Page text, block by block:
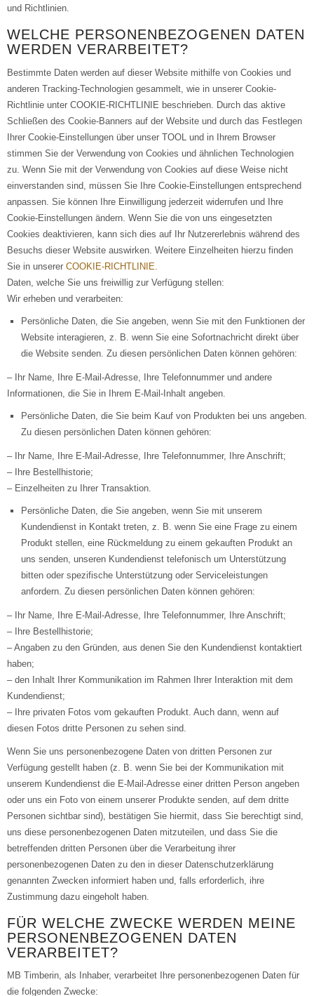
und Richtlinien.
WELCHE PERSONENBEZOGENEN DATEN
WERDEN VERARBEITET?
Bestimmte Daten werden auf dieser Website mithilfe von Cookies und
anderen Tracking-Technologien gesammelt, wie in unserer Cookie-
Richtlinie unter COOKIE-RICHTLINIE beschrieben. Durch das aktive
Schließen des Cookie-Banners auf der Website und durch das Festlegen
Ihrer Cookie-Einstellungen über unser TOOL und in Ihrem Browser
stimmen Sie der Verwendung von Cookies und ähnlichen Technologien
zu. Wenn Sie mit der Verwendung von Cookies auf diese Weise nicht
einverstanden sind, müssen Sie Ihre Cookie-Einstellungen entsprechend
anpassen. Sie können Ihre Einwilligung jederzeit widerrufen und Ihre
Cookie-Einstellungen ändern. Wenn Sie die von uns eingesetzten
Cookies deaktivieren, kann sich dies auf Ihr Nutzererlebnis während des
Besuchs dieser Website auswirken. Weitere Einzelheiten hierzu finden
Sie in unserer COOKIE-RICHTLINIE
Daten, welche Sie uns freiwillig zur Verfügung stellen:
Wir erheben und verarbeiten:
Persönliche Daten, die Sie angeben, wenn Sie mit den Funktionen der
Website interagieren, z. B. wenn Sie eine Sofortnachricht direkt über
die Website senden. Zu diesen persönlichen Daten können gehören:
– Ihr Name, Ihre E-Mail-Adresse, Ihre Telefonnummer und andere
Informationen, die Sie in Ihrem E-Mail-Inhalt angeben.
Persönliche Daten, die Sie beim Kauf von Produkten bei uns angeben.
Zu diesen persönlichen Daten können gehören:
– Ihr Name, Ihre E-Mail-Adresse, Ihre Telefonnummer, Ihre Anschrift;
– Ihre Bestellhistorie;
– Einzelheiten zu Ihrer Transaktion.
Persönliche Daten, die Sie angeben, wenn Sie mit unserem
Kundendienst in Kontakt treten, z. B. wenn Sie eine Frage zu einem
Produkt stellen, eine Rückmeldung zu einem gekauften Produkt an
uns senden, unseren Kundendienst telefonisch um Unterstützung
bitten oder spezifische Unterstützung oder Serviceleistungen
anfordern. Zu diesen persönlichen Daten können gehören:
– Ihr Name, Ihre E-Mail-Adresse, Ihre Telefonnummer, Ihre Anschrift;
– Ihre Bestellhistorie;
– Angaben zu den Gründen, aus denen Sie den Kundendienst kontaktiert
haben;
– den Inhalt Ihrer Kommunikation im Rahmen Ihrer Interaktion mit dem
Kundendienst;
– Ihre privaten Fotos vom gekauften Produkt. Auch dann, wenn auf
diesen Fotos dritte Personen zu sehen sind.
Wenn Sie uns personenbezogene Daten von dritten Personen zur
Verfügung gestellt haben (z. B. wenn Sie bei der Kommunikation mit
unserem Kundendienst die E-Mail-Adresse einer dritten Person angeben
oder uns ein Foto von einem unserer Produkte senden, auf dem dritte
Personen sichtbar sind), bestätigen Sie hiermit, dass Sie berechtigt sind,
uns diese personenbezogenen Daten mitzuteilen, und dass Sie die
betreffenden dritten Personen über die Verarbeitung ihrer
personenbezogenen Daten zu den in dieser Datenschutzerklärung
genannten Zwecken informiert haben und, falls erforderlich, ihre
Zustimmung dazu eingeholt haben.
FÜR WELCHE ZWECKE WERDEN MEINE
PERSONENBEZOGENEN DATEN
VERARBEITET?
MB Timberin, als Inhaber, verarbeitet Ihre personenbezogenen Daten für
die folgenden Zwecke: